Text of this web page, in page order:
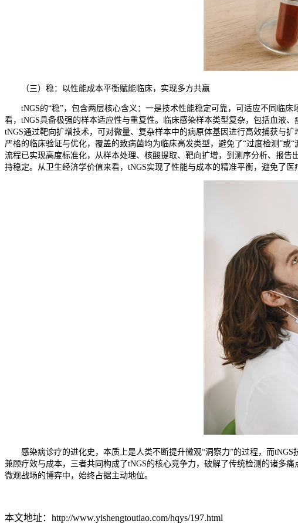
（三）稳：以性能成本平衡赋能临床，实现多方共赢
tNGS的“稳”，包含两层核心含义：一是技术性能稳定可靠，可适应不同临
看，tNGS具备极强的样本适应性与重复性。临床感染样本类型复杂，包括血液
tNGS通过靶向扩增技术，可对微量、复杂样本中的病原体基因进行高效捕获与
严格的临床验证与优化，覆盖的致病菌均为临床高发类型，避免了“过度检测”
流程已实现高度标准化，从样本处理、核酸提取、靶向扩增，到测序分析、报
持稳定。从卫生经济学价值来看，tNGS实现了性能与成本的精准平衡，避免了医
感染病诊疗的进化史，本质上是人类不断提升微观“洞察力”的过程，而
兼顾疗效与成本，三者共同构成了tNGS的核心竞争力，破解了传统检测的诸多
微观战场的博弈中，始终占据主动地位。
本文地址：http://www.yishengtoutiao.com/hqys/197.html